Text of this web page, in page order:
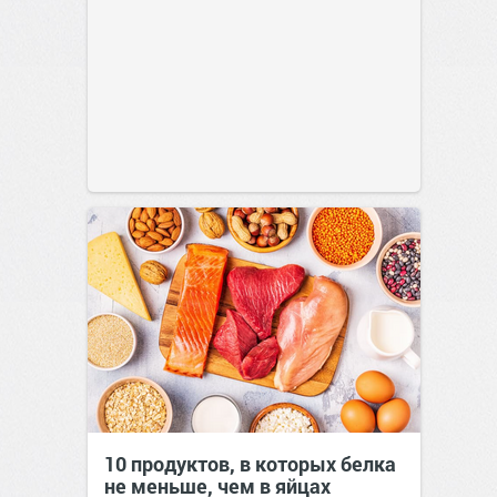
10 продуктов, в которых белка
не меньше, чем в яйцах